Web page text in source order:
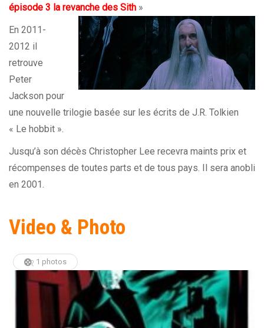
épisode 3 la revanche des Sith »
En 2011-
2012 il
retrouve
Peter
Jackson pour
une nouvelle trilogie basée sur les écrits de J.R. Tolkien
« Le hobbit ».
Jusqu’à son décès Christopher Lee recevra maints prix et
récompenses de toutes parts et de tous pays. Il sera anobli
en 2001.
Video & Photo
1 photos